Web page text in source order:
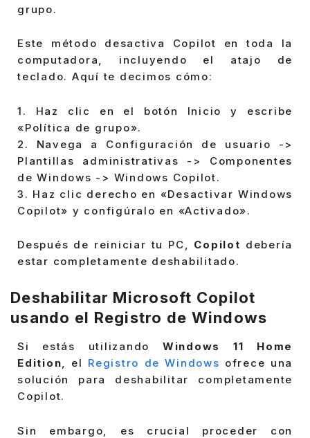
grupo.
Este método desactiva Copilot en toda la
computadora, incluyendo el atajo de
teclado. Aquí te decimos cómo:
1. Haz clic en el botón Inicio y escribe
«Política de grupo».
2. Navega a Configuración de usuario ->
Plantillas administrativas -> Componentes
de Windows -> Windows Copilot.
3. Haz clic derecho en «Desactivar Windows
Copilot» y configúralo en «Activado».
Después de reiniciar tu PC, Copilot debería
estar completamente deshabilitado.
Deshabilitar Microsoft Copilot
usando el Registro de Windows
Si estás utilizando
Windows 11 Home
Edition, el Registro de Windows ofrece una
solución para deshabilitar completamente
Copilot.
Sin embargo, es crucial proceder con